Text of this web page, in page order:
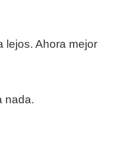
lejos. Ahora mejor
nada.